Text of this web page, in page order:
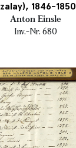
1846-1850
Anton Einsle
Inv.-Nr. 680